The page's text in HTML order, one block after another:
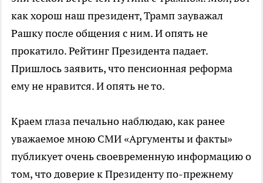
как хорош наш президент, Трамп зауважал
Рашку после общения с ним. И опять не
прокатило. Рейтинг Президента падает.
Пришлось заявить, что пенсионная реформа
ему не нравится. И опять не то.
Краем глаза печально наблюдаю, как ранее
уважаемое мною СМИ «Аргументы и факты»
публикует очень своевременную информацию о
том, что доверие к Президенту по-прежнему